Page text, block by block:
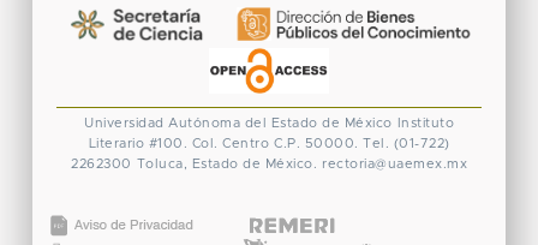
Universidad Autónoma del Estado de México
Instituto
Literario #100. Col. Centro C.P. 50000. Tel. (01-722)
2262300 Toluca, Estado de México. rectoria@uaemex.mx